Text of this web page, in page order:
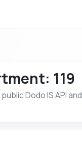
119
Dodo IS API